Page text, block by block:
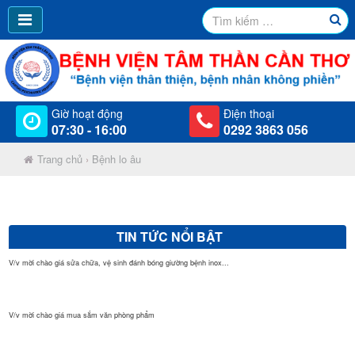
Giờ hoạt động
07:30 - 16:00
Điện thoại
0292 3863 056
Trang chủ › Bệnh lo âu
TIN TỨC NỔI BẬT
V/v mời chào giá sửa chữa, vệ sinh đánh bóng giường bệnh inox...
V/v mời chào giá mua sắm văn phòng phẩm